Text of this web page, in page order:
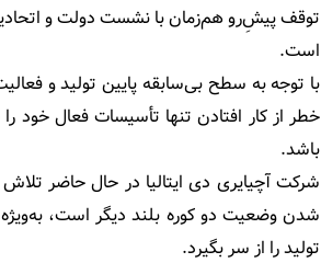
است.
با توجه به سطح بی‌سابقه پایین تولید و
خطر از کار افتادن تنها تأسیسات فعال خود
باشد.
شرکت آچیایری دی ایتالیا در حال حاضر
تولید را از سر بگیرد.